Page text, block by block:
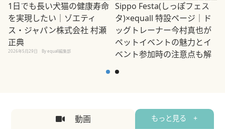
1日でも長い犬猫の健康寿命
を実現したい｜ゾエティ
ス・ジャパン株式会社 村瀬
正典
2026年5月29日 By equall編集部
Sippo Festa(しっぽフェス
タ)×equall 特設ページ｜ド
ッグトレーナー今村真也が
ペットイベントの魅力とイ
ベント参加時の注意点も解
2026年5月12日
動画 もっと見る +